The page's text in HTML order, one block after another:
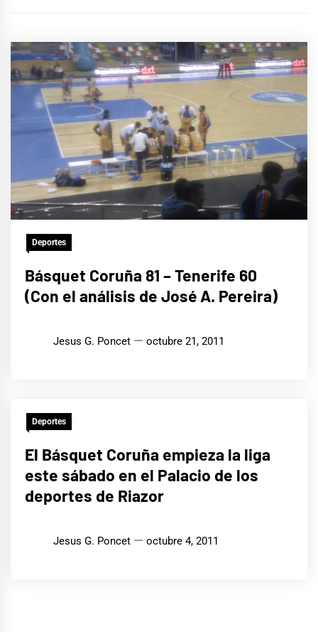
Deportes
Básquet Coruña 81 – Tenerife 60
(Con el análisis de José A. Pereira)
Jesus G. Poncet octubre 21, 2011
Deportes
El Básquet Coruña empieza la liga
este sábado en el Palacio de los
deportes de Riazor
Jesus G. Poncet octubre 4, 2011